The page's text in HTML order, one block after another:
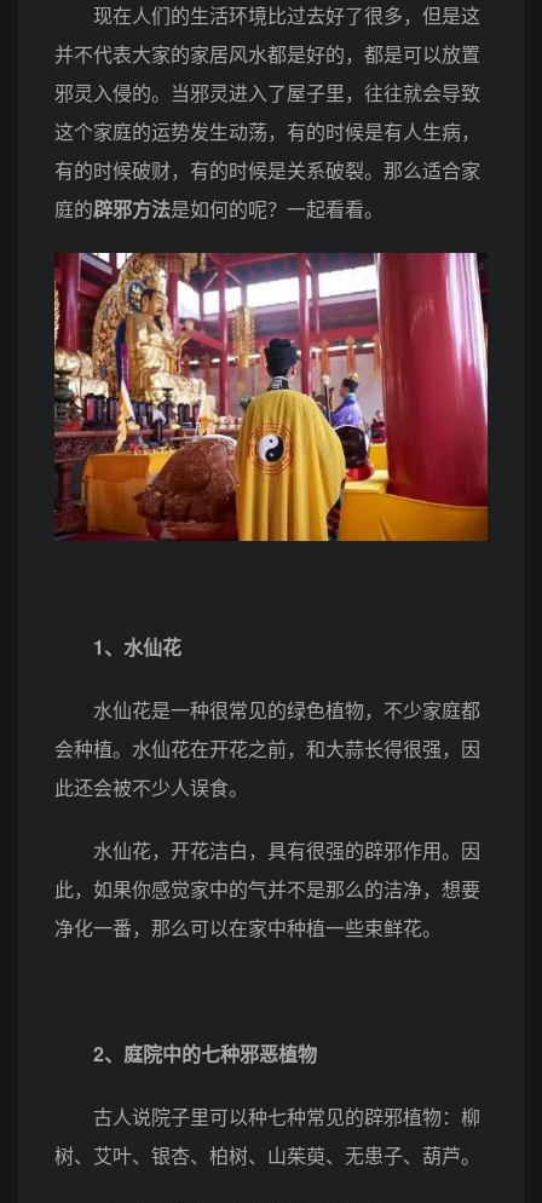
现在人们的生活环境比过去好了很多，但是这
并不代表大家的家居风水都是好的，都是可以放置
邪灵入侵的。当邪灵进入了屋子里，往往就会导致
这个家庭的运势发生动荡，有的时候是有人生病，
有的时候破财，有的时候是关系破裂。那么适合家
庭的辟邪方法是如何的呢？一起看看。
1、 水仙花
水仙花是一种很常见的绿色植物，不少家庭都
会种植。水仙花在开花之前，和大蒜长得很强，因
此还会被不少人误食。
水仙花，开花洁白，具有很强的辟邪作用。因
此，如果你感觉家中的气并不是那么的洁净，想要
净化一番，那么可以在家中种植一些束鲜花。
2、 庭院中的七种邪恶植物
古人说院子里可以种七种常见的辟邪植物：柳
树、艾叶、银杏、柏树、山茱萸、无患子、葫芦。